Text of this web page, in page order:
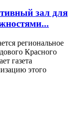
зал для
региональное
Красного
газета
этого